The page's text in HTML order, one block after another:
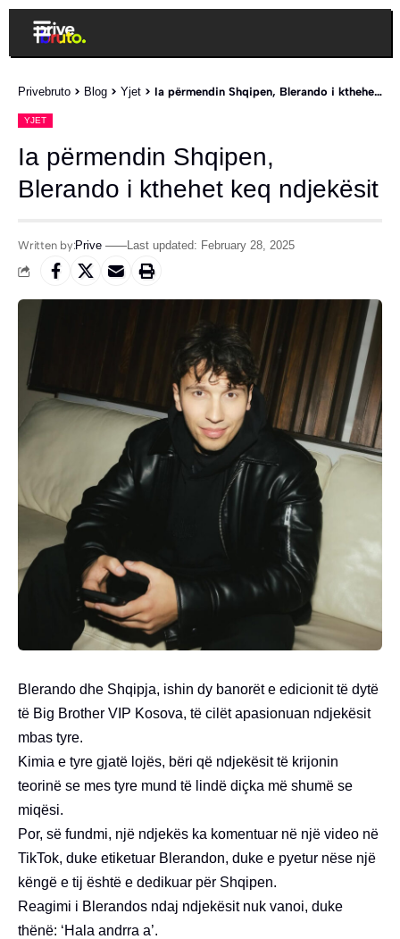
Privebruto > Blog > Yjet > Ia përmendin Shqipen, Blerando i kthehet keq ndjekësit
YJET
Ia përmendin Shqipen,
Blerando i kthehet keq ndjekësit
Written by:Prive Last updated: February 28, 2025
Blerando dhe Shqipja, ishin dy banorët e edicionit të dytë
të Big Brother VIP Kosova, të cilët apasionuan ndjekësit
mbas tyre.
Kimia e tyre gjatë lojës, bëri që ndjekësit të krijonin
teorinë se mes tyre mund të lindë diçka më shumë se
miqësi.
Por, së fundmi, një ndjekës ka komentuar në një video në
TikTok, duke etiketuar Blerandon, duke e pyetur nëse një
këngë e tij është e dedikuar për Shqipen.
Reagimi i Blerandos ndaj ndjekësit nuk vanoi, duke
thënë: ‘Hala andrra a’.